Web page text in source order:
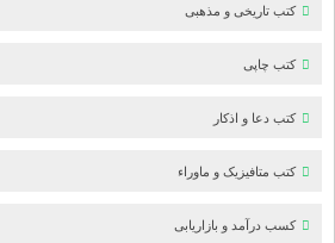
کتب تاریخی و مذهبی
کتب چاپی
کتب دعا و اذکار
کتب متافیزیک و ماوراء
کسب درآمد و بازاریابی